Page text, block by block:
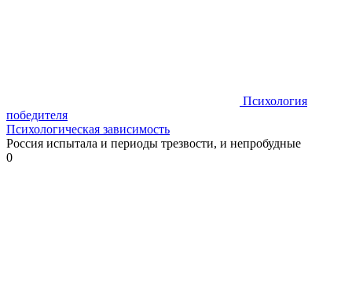
Психология
победителя
Психологическая зависимость
Россия испытала и периоды трезвости, и непробудные
0